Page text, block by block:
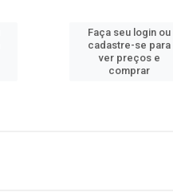
Faça seu login ou
cadastre-se para
ver preços e
comprar